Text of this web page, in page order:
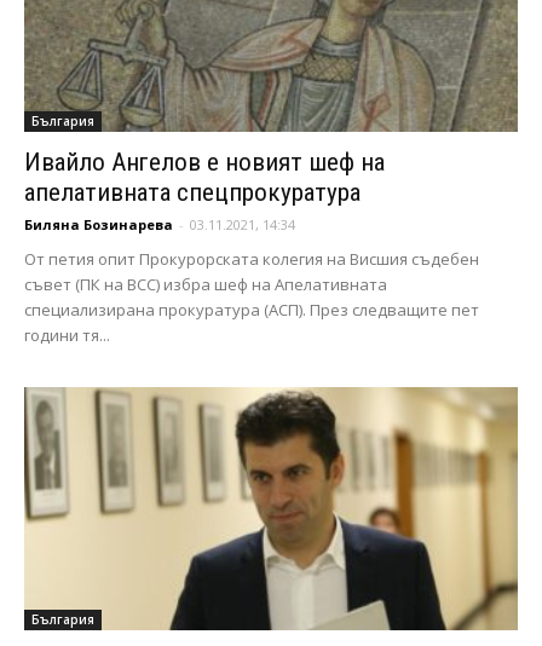
България
Ивайло Ангелов е новият шеф на
апелативната спецпрокуратура
Биляна Бозинарева - 03.11.2021, 14:34
От петия опит Прокурорската колегия на Висшия съдебен
съвет (ПК на ВСС) избра шеф на Апелативната
специализирана прокуратура (АСП). През следващите пет
години тя...
България